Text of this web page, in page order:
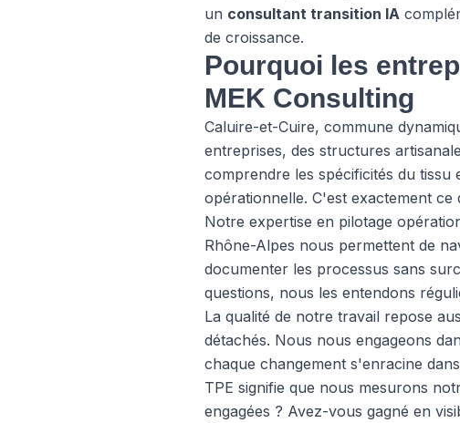
un consultant transition IA
de croissance.
Pourquoi les
MEK Consulting
Caluire-et-Cuire, commune
entreprises, des structures
comprendre les spécificités du
opérationnelle. C'est exactement ce
Notre expertise en pilotage
Rhône-Alpes nous permettent de
documenter les processus sans
questions, nous les entendons
La qualité de notre travail repose
détachés. Nous nous engageons
chaque changement s'enracine
TPE signifie que nous mesurons
engagées ? Avez-vous gagné en